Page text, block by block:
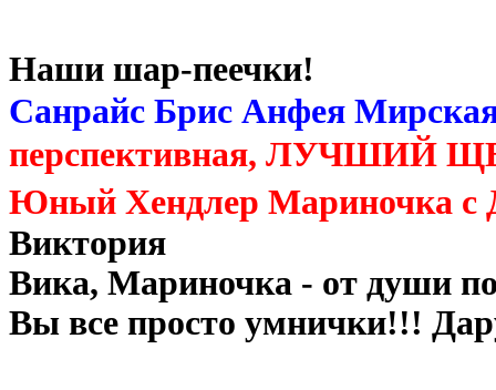
Наши шар-пеечки!
Санрайс Брис Анфея
перспективная, ЛУЧШИЙ
Юный Хендлер Мариночка с
Виктория
Вика, Мариночка - от души
Вы все просто умнички!!!